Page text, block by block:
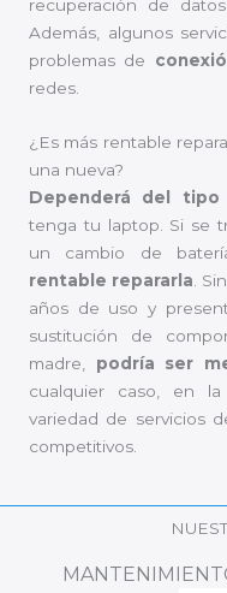
recuperación de
Además, algunos
problemas de
redes.
¿Es más rentable
una nueva?
Dependerá del
tenga tu laptop. Si se
un cambio de
rentable repararla .
años de uso y
sustitución de
madre, podría ser
cualquier caso, en
variedad de servicios
competitivos.